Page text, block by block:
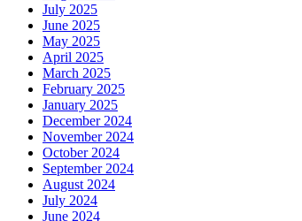
July 2025
June 2025
May 2025
April 2025
March 2025
February 2025
January 2025
December 2024
November 2024
October 2024
September 2024
August 2024
July 2024
June 2024